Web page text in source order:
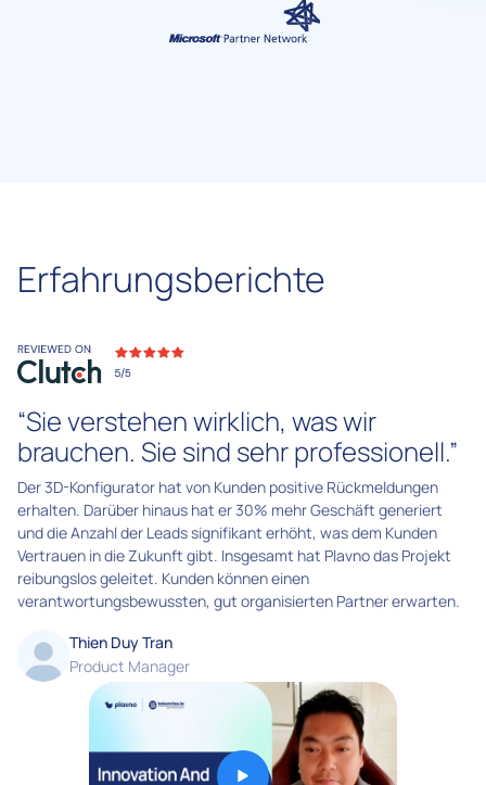
Erfahrungsberichte
“Sie verstehen wirklich, was wir
brauchen. Sie sind sehr professionell.”
Der 3D-Konfigurator hat von Kunden positive Rückmeldungen
erhalten. Darüber hinaus hat er 30% mehr Geschäft generiert
und die Anzahl der Leads signifikant erhöht, was dem Kunden
Vertrauen in die Zukunft gibt. Insgesamt hat Plavno das Projekt
reibungslos geleitet. Kunden können einen
verantwortungsbewussten, gut organisierten Partner erwarten.
Thien Duy Tran
Product Manager